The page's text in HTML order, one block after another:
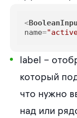
<
name=
label –
который
что нужно
над или